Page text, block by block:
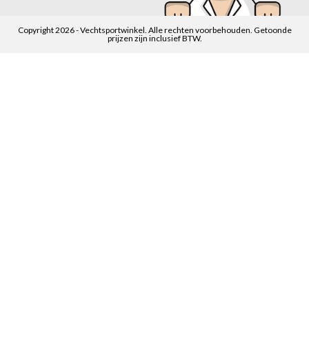
Copyright 2026 - Vechtsportwinkel. Alle rechten voorbehouden. Getoonde
prijzen zijn inclusief BTW.